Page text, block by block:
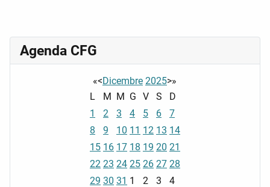
Agenda CFG
«<Dicembre 2025>»
L
M M G V S
D
1
2 3 4 5 6
7
8
9 10 11 12 13 14
15 16 17 18 19 20 21
22 23 24 25 26 27 28
29 30 31 1 2 3 4